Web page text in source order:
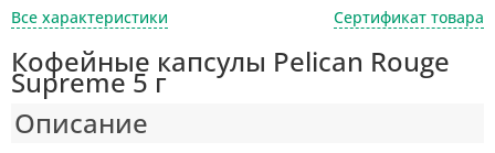
Все характеристики Сертификат товара
Кофейные капсулы Pelican Rouge
Supreme 5 г
Описание